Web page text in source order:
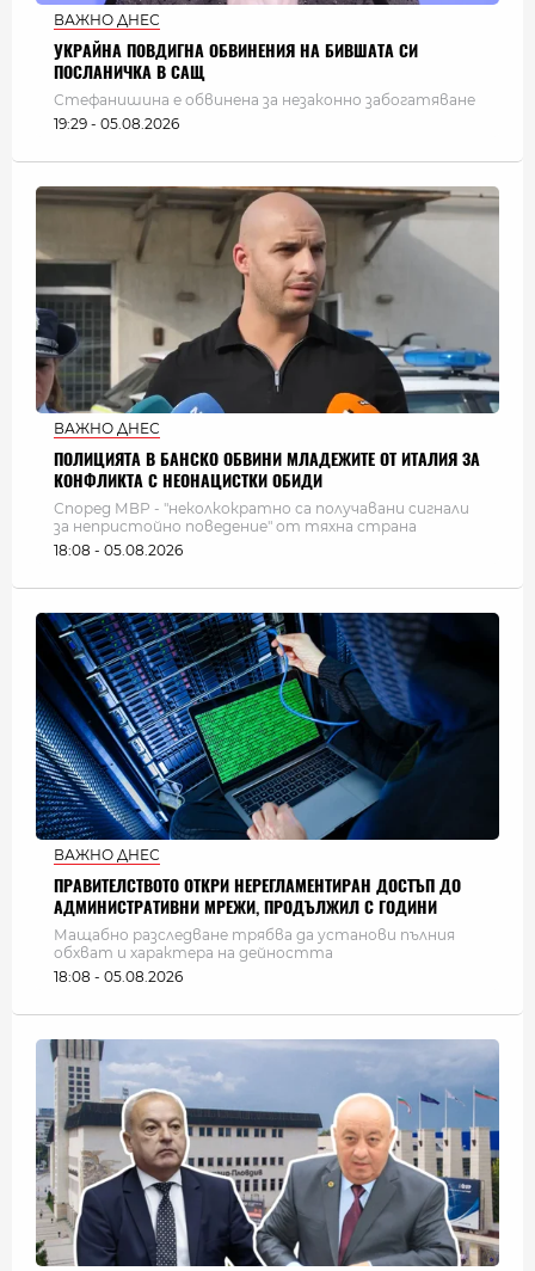
ВАЖНО ДНЕС
УКРАЙНА ПОВДИГНА ОБВИНЕНИЯ НА БИВШАТА СИ
ПОСЛАНИЧКА В САЩ
Стефанишина е обвинена за незаконно забогатяване
19:29 - 05.08.2026
ВАЖНО ДНЕС
ПОЛИЦИЯТА В БАНСКО ОБВИНИ МЛАДЕЖИТЕ ОТ ИТАЛИЯ ЗА
КОНФЛИКТА С НЕОНАЦИСТКИ ОБИДИ
Според МВР - "неколкократно са получавани сигнали
за непристойно поведение" от тяхна страна
18:08 - 05.08.2026
ВАЖНО ДНЕС
ПРАВИТЕЛСТВОТО ОТКРИ НЕРЕГЛАМЕНТИРАН ДОСТЪП ДО
АДМИНИСТРАТИВНИ МРЕЖИ, ПРОДЪЛЖИЛ С ГОДИНИ
Мащабно разследване трябва да установи пълния
обхват и характера на дейността
18:08 - 05.08.2026